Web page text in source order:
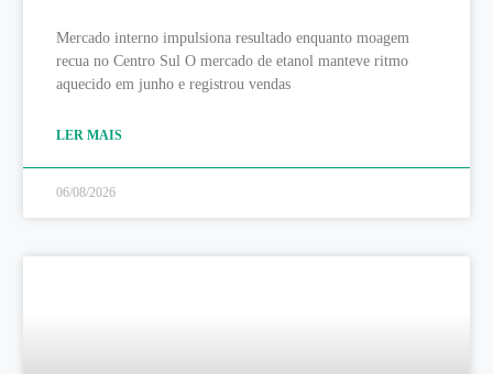
Mercado interno impulsiona resultado enquanto moagem
recua no Centro Sul O mercado de etanol manteve ritmo
aquecido em junho e registrou vendas
LER MAIS
06/08/2026